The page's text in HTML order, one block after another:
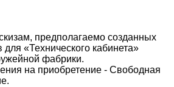
предполагаемо созданных
для «Технического кабинета»
фабрики.
на приобретение - Свободная